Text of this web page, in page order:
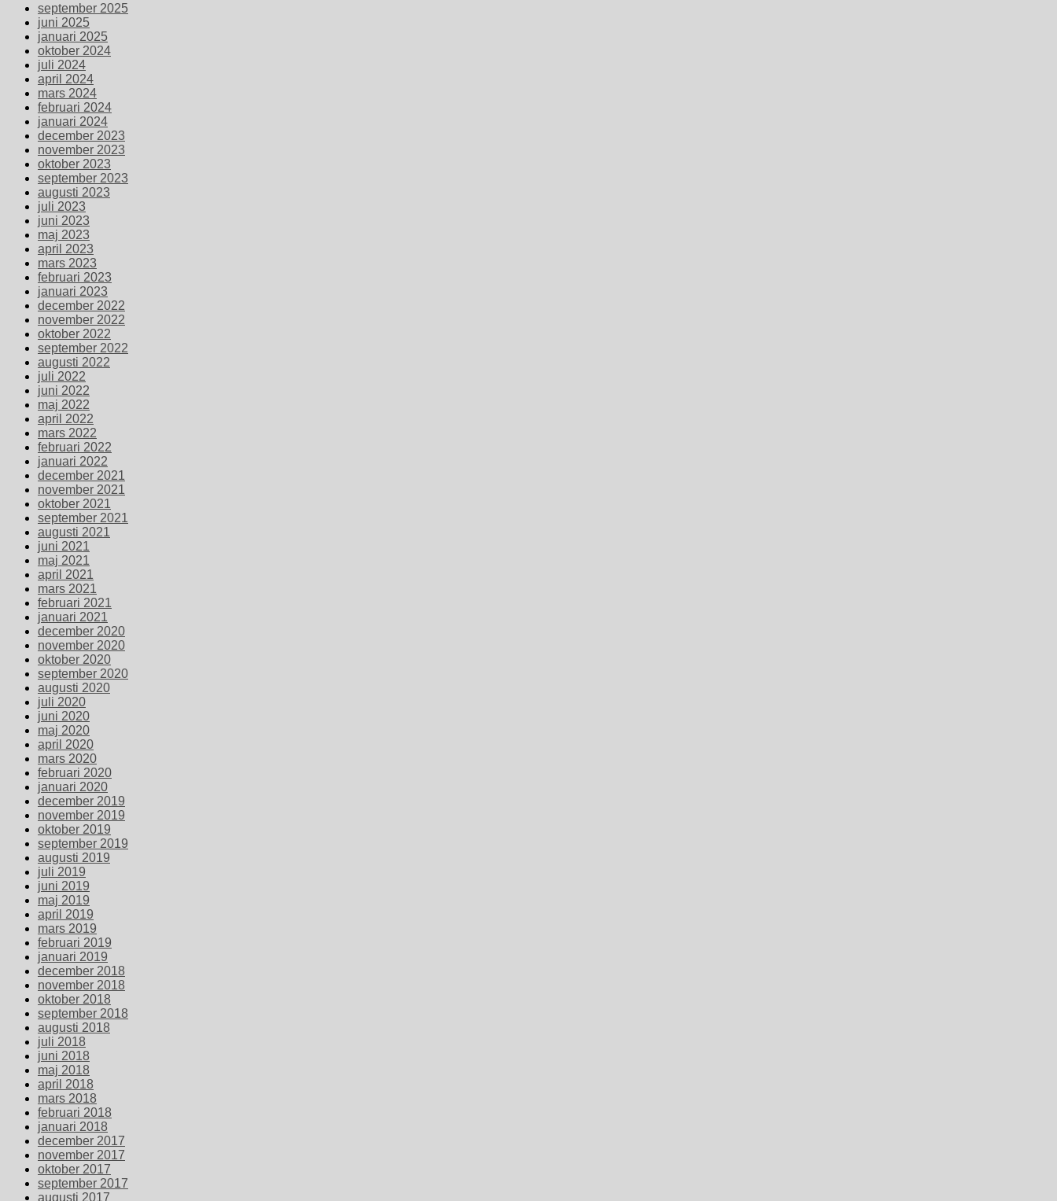
september 2025
juni 2025
januari 2025
oktober 2024
juli 2024
april 2024
mars 2024
februari 2024
januari 2024
december 2023
november 2023
oktober 2023
september 2023
augusti 2023
juli 2023
juni 2023
maj 2023
april 2023
mars 2023
februari 2023
januari 2023
december 2022
november 2022
oktober 2022
september 2022
augusti 2022
juli 2022
juni 2022
maj 2022
april 2022
mars 2022
februari 2022
januari 2022
december 2021
november 2021
oktober 2021
september 2021
augusti 2021
juni 2021
maj 2021
april 2021
mars 2021
februari 2021
januari 2021
december 2020
november 2020
oktober 2020
september 2020
augusti 2020
juli 2020
juni 2020
maj 2020
april 2020
mars 2020
februari 2020
januari 2020
december 2019
november 2019
oktober 2019
september 2019
augusti 2019
juli 2019
juni 2019
maj 2019
april 2019
mars 2019
februari 2019
januari 2019
december 2018
november 2018
oktober 2018
september 2018
augusti 2018
juli 2018
juni 2018
maj 2018
april 2018
mars 2018
februari 2018
januari 2018
december 2017
november 2017
oktober 2017
september 2017
augusti 2017